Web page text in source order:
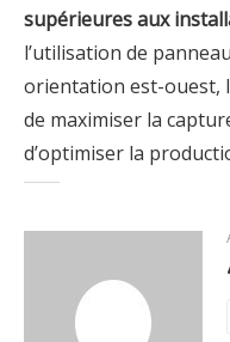
supérieures aux
l’utilisation de
orientation est-ouest,
de maximiser la
d’optimiser la